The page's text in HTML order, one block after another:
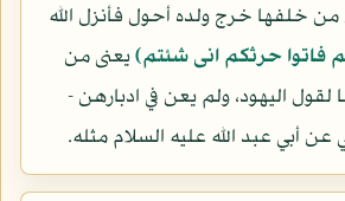
من خلفها خرج ولده أحول فأنزل الله
حرثكم انى شئتم)يعنى من
اليهود، ولم يعن في ادبارهن -
أبي عبد الله عليه السلام مثله.